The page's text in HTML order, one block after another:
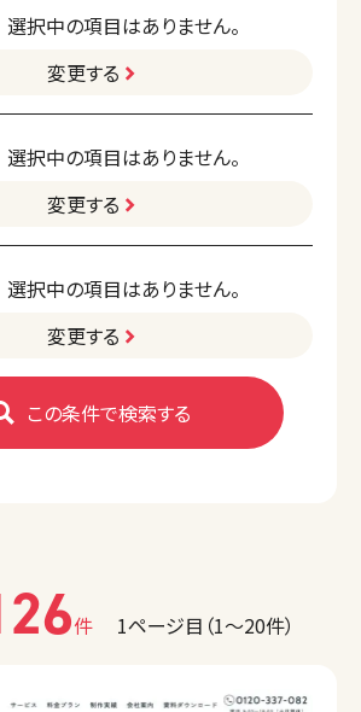
選択中の項目はありません。
変更する
選択中の項目はありません。
変更する
選択中の項目はありません。
変更する
この条件で検索する
件 1ページ目（1〜20件）